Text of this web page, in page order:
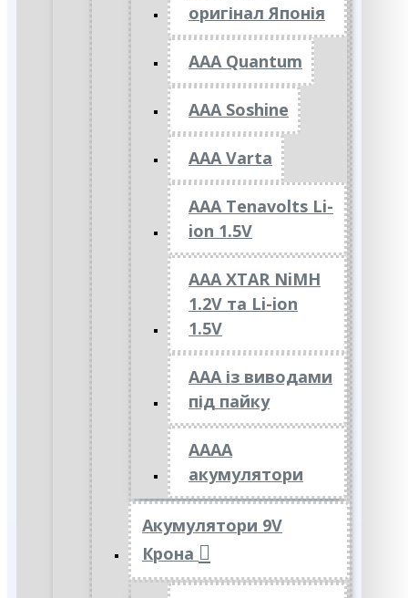
оригінал Японія
AAA Quantum
AAA Soshine
AAA Varta
AAA Tenavolts Li-
ion 1.5V
AAA XTAR NiMH
1.2V та Li-ion
1.5V
ААА із виводами
під пайку
АААА
акумулятори
Акумулятори 9V
Крона